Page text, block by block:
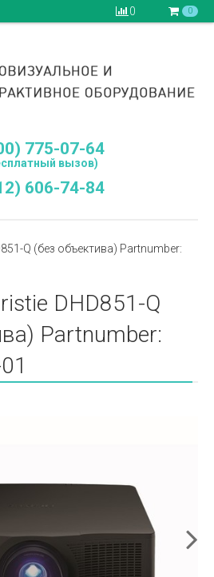
0 0
775-07-64
вызов)
606-74-84
Q (без объектива) Partnumber:
DHD851-Q
Partnumber: